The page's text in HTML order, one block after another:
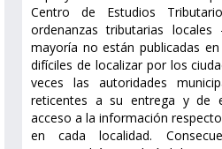
Centro de Estudios
ordenanzas tributarias
mayoría no están publicadas
difíciles de localizar por los
veces las autoridades
reticentes a su entrega y de
acceso a la información
en cada localidad.